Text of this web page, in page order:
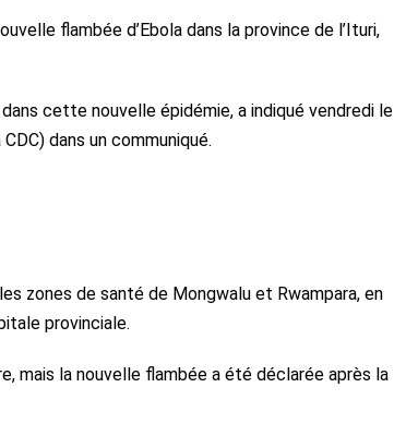
flambée d’Ebola dans la province de l’Ituri,
cette nouvelle épidémie, a indiqué vendredi le
dans un communiqué.
zones de santé de Mongwalu et Rwampara, en
provinciale.
mais la nouvelle flambée a été déclarée après la